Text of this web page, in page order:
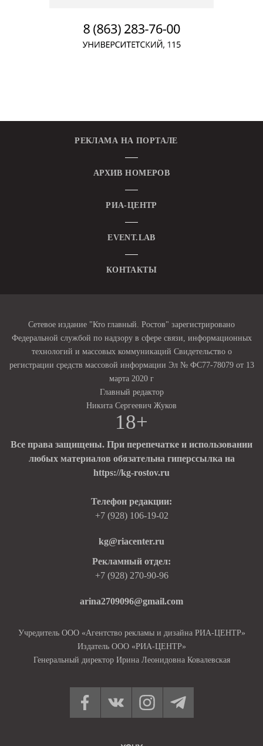
РЕКЛАМА НА ПОРТАЛЕ
АРХИВ НОМЕРОВ
РИА-ЦЕНТР
EVENT.LAB
КОНТАКТЫ
Сетевое издание "Кто главный. Ростов" зарегистрировано
Федеральной службой по надзору в сфере связи, информационных
технологий и массовых коммуникаций Свидетельство о
регистрации средств массовой информации Эл № ФС77-78079 от 13
марта 2020 г
Главный редактор
Никита Сергеевич Жуков
18+
Все права защищены. При перепечатке и использовании
любых материалов обязательна гиперссылка на
https://kg-rostov.ru
Телефон редакции:
+7 (928) 106-19-02
kg@riacenter.ru
Рекламный отдел:
+7 (928) 270-90-96
arina2709096@gmail.com
Учредитель ООО «Агентство рекламы и дизайна РИА-ЦЕНТР»
Издатель ООО «РИА-ЦЕНТР»
Генеральный директор Ирина Леонидовна Ковалевская